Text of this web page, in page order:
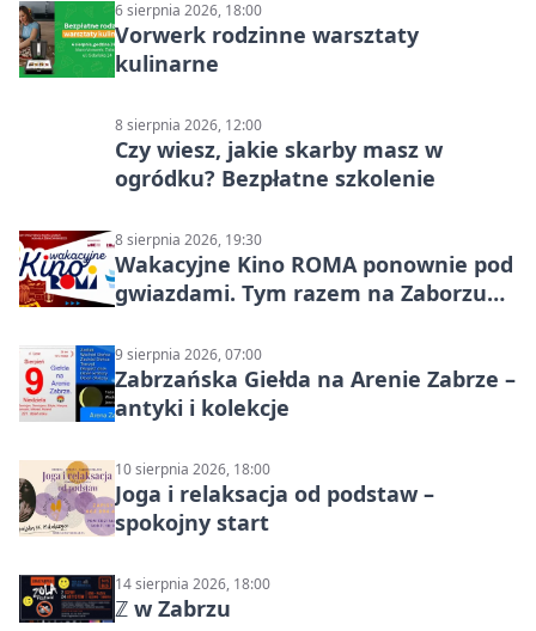
6 sierpnia 2026, 18:00
Vorwerk rodzinne warsztaty
kulinarne
8 sierpnia 2026, 12:00
Czy wiesz, jakie skarby masz w
ogródku? Bezpłatne szkolenie
8 sierpnia 2026, 19:30
Wakacyjne Kino ROMA ponownie pod
gwiazdami. Tym razem na Zaborzu
9 sierpnia 2026, 07:00
Zabrzańska Giełda na Arenie Zabrze –
antyki i kolekcje
10 sierpnia 2026, 18:00
Joga i relaksacja od podstaw –
spokojny start
14 sierpnia 2026, 18:00
ℤ w Zabrzu